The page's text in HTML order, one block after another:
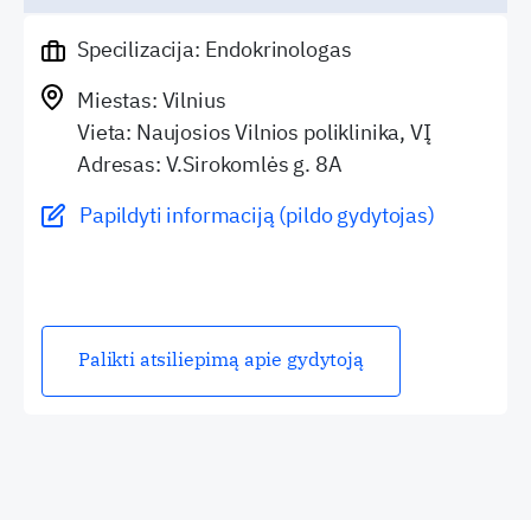
Specilizacija: Endokrinologas
Miestas: Vilnius
Vieta: Naujosios Vilnios poliklinika, VĮ
Adresas: V.Sirokomlės g. 8A
Papildyti informaciją (pildo gydytojas)
Palikti atsiliepimą apie gydytoją